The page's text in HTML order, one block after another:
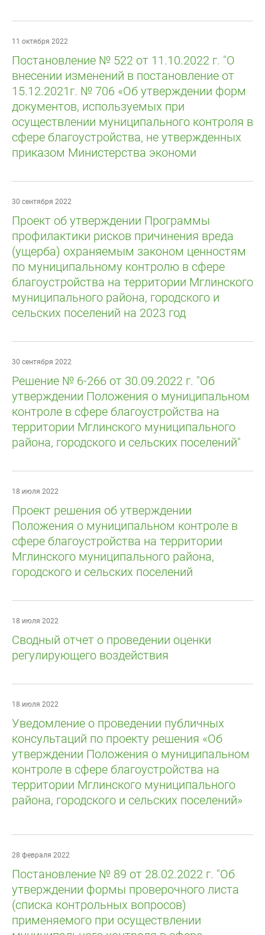
11 октября 2022
Постановление № 522 от 11.10.2022 г. "О
внесении изменений в постановление от
15.12.2021г. № 706 «Об утверждении форм
документов, используемых при
осуществлении муниципального контроля в
сфере благоустройства, не утвержденных
приказом Министерства экономи
30 сентября 2022
Проект об утверждении Программы
профилактики рисков причинения вреда
(ущерба) охраняемым законом ценностям
по муниципальному контролю в сфере
благоустройства на территории Мглинского
муниципального района, городского и
сельских поселений на 2023 год
30 сентября 2022
Решение № 6-266 от 30.09.2022 г. "Об
утверждении Положения о муниципальном
контроле в сфере благоустройства на
территории Мглинского муниципального
района, городского и сельских поселений"
18 июля 2022
Проект решения об утверждении
Положения о муниципальном контроле в
сфере благоустройства на территории
Мглинского муниципального района,
городского и сельских поселений
18 июля 2022
Сводный отчет о проведении оценки
регулирующего воздействия
18 июля 2022
Уведомление о проведении публичных
консультаций по проекту решения «Об
утверждении Положения о муниципальном
контроле в сфере благоустройства на
территории Мглинского муниципального
района, городского и сельских поселений»
28 февраля 2022
Постановление № 89 от 28.02.2022 г. "Об
утверждении формы проверочного листа
(списка контрольных вопросов)
применяемого при осуществлении